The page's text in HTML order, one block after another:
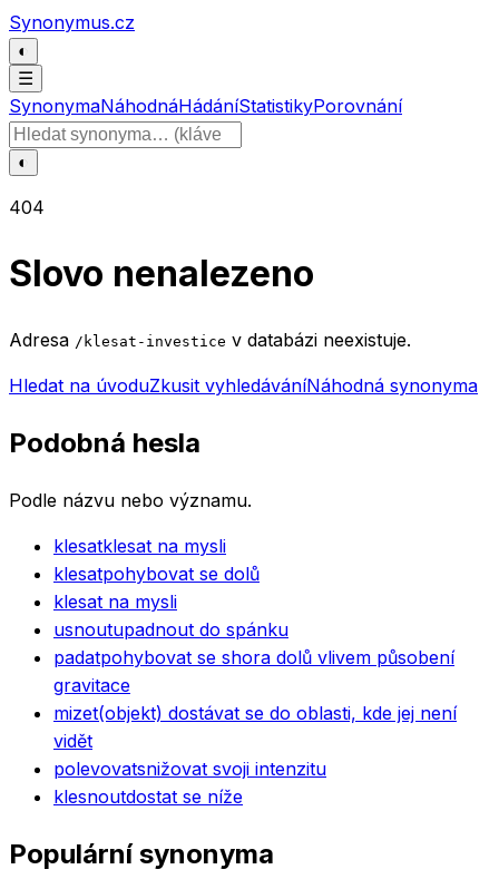
Přeskočit na obsah
Synonymus.cz
◐
☰
SynonymaNáhodnáHádáníStatistikyPorovnání
Hledat slovo
◐
404
Slovo nenalezeno
Adresa /klesat-investice v databázi neexistuje.
Hledat na úvoduZkusit vyhledáváníNáhodná synonyma
Podobná hesla
Podle názvu nebo významu.
klesatklesat na mysli
klesatpohybovat se dolů
klesat na mysli
usnoutupadnout do spánku
padatpohybovat se shora dolů vlivem působení
gravitace
mizet(objekt) dostávat se do oblasti, kde jej není
vidět
polevovatsnižovat svoji intenzitu
klesnoutdostat se níže
Populární synonyma